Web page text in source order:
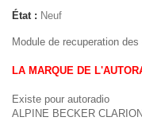
État : Neuf
Module de recuperation
LA MARQUE DE
Existe pour autoradio
ALPINE BECKER